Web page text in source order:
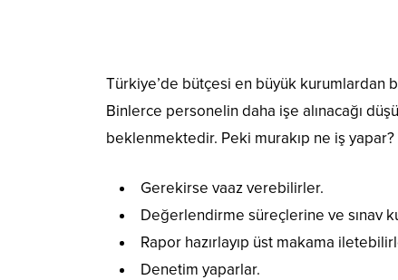
Türkiye’de bütçesi en büyük kurumlardan
Binlerce personelin daha işe alınacağı
beklenmektedir. Peki murakıp ne iş yapar?
Gerekirse vaaz verebilirler.
Değerlendirme süreçlerine ve sınav
Rapor hazırlayıp üst makama
Denetim yaparlar.